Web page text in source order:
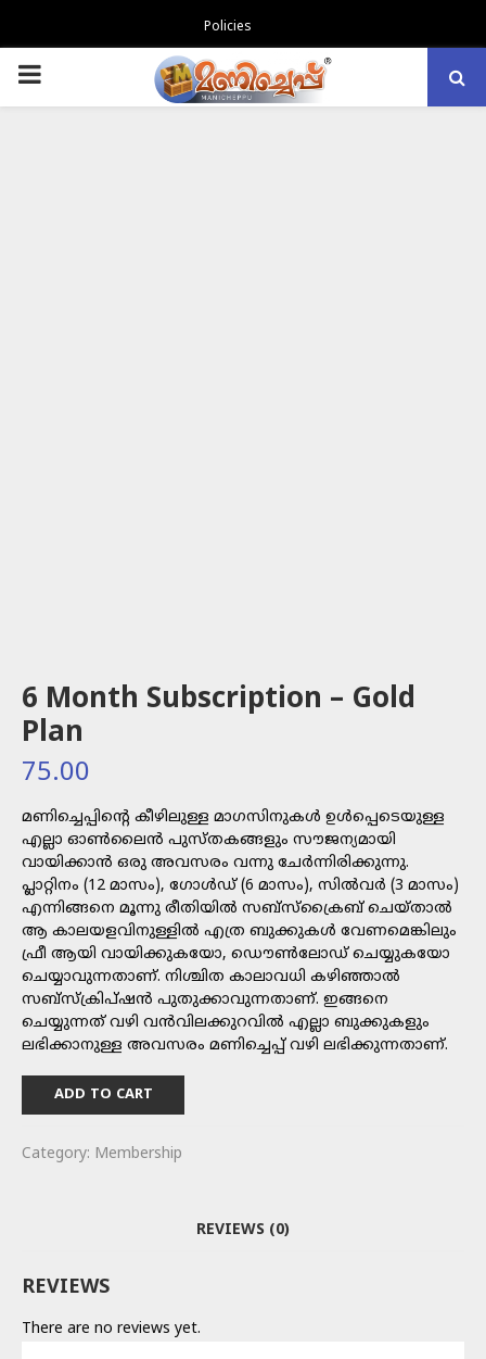
Policies
PRIMARY
6 Month Subscription – Gold
Plan
75.00
മണിച്ചെപ്പിന്റെ കീഴിലുള്ള മാഗസിനുകൾ ഉൾപ്പെടെയുള്ള
എല്ലാ ഓൺലൈൻ പുസ്തകങ്ങളും സൗജന്യമായി
വായിക്കാൻ ഒരു അവസരം വന്നു ചേർന്നിരിക്കുന്നു.
പ്ലാറ്റിനം (12 മാസം), ഗോൾഡ് (6 മാസം), സിൽവർ (3 മാസം)
എന്നിങ്ങനെ മൂന്നു രീതിയിൽ സബ്സ്ക്രൈബ് ചെയ്താൽ
ആ കാലയളവിനുള്ളിൽ എത്ര ബുക്കുകൾ വേണമെങ്കിലും
ഫ്രീ ആയി വായിക്കുകയോ, ഡൌൺലോഡ് ചെയ്യുകയോ
ചെയ്യാവുന്നതാണ്. നിശ്ചിത കാലാവധി കഴിഞ്ഞാൽ
സബ്സ്ക്രിപ്ഷൻ പുതുക്കാവുന്നതാണ്. ഇങ്ങനെ
ചെയ്യുന്നത് വഴി വൻവിലക്കുറവിൽ എല്ലാ ബുക്കുകളും
ലഭിക്കാനുള്ള അവസരം മണിച്ചെപ്പ് വഴി ലഭിക്കുന്നതാണ്.
ADD TO CART
Category: Membership
REVIEWS (0)
REVIEWS
There are no reviews yet.